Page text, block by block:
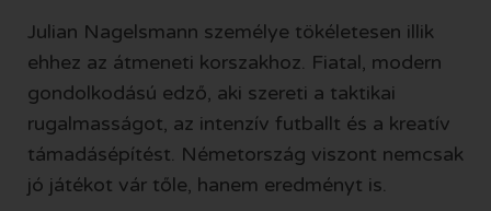
Julian Nagelsmann személye tökéletesen illik
ehhez az átmeneti korszakhoz. Fiatal, modern
gondolkodású edző, aki szereti a taktikai
rugalmasságot, az intenzív futballt és a kreatív
támadásépítést. Németország viszont nemcsak
jó játékot vár tőle, hanem eredményt is.